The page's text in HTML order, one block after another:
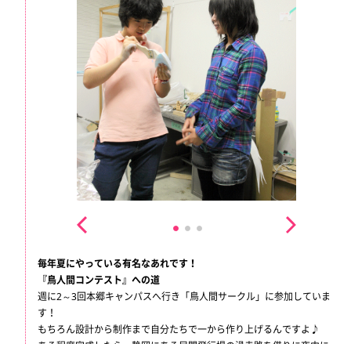
毎年夏にやっている有名なあれです！
『鳥人間コンテスト』への道
週に2～3回本郷キャンパスへ行き「鳥人間サークル」に参加していま
す！
もちろん設計から制作まで自分たちで一から作り上げるんですよ♪